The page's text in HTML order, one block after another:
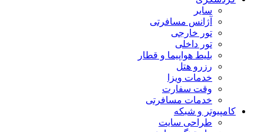
سایر
آژانس مسافرتی
تور خارجی
تور داخلی
بلیط هواپیما و قطار
رزرو هتل
خدمات ویزا
وقت سفارت
خدمات مسافرتی
کامپیوتر و شبکه
طراحی سایت